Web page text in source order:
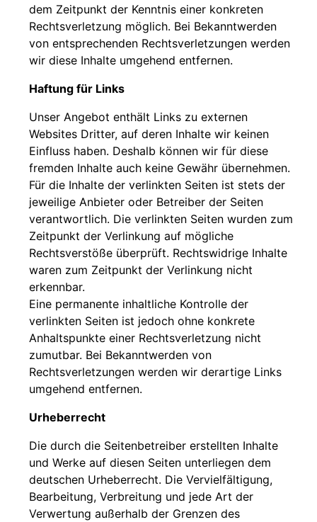
dem Zeitpunkt der Kenntnis einer konkreten
Rechtsverletzung möglich. Bei Bekanntwerden
von entsprechenden Rechtsverletzungen werden
wir diese Inhalte umgehend entfernen.
Haftung für Links
Unser Angebot enthält Links zu externen
Websites Dritter, auf deren Inhalte wir keinen
Einfluss haben. Deshalb können wir für diese
fremden Inhalte auch keine Gewähr übernehmen.
Für die Inhalte der verlinkten Seiten ist stets der
jeweilige Anbieter oder Betreiber der Seiten
verantwortlich. Die verlinkten Seiten wurden zum
Zeitpunkt der Verlinkung auf mögliche
Rechtsverstöße überprüft. Rechtswidrige Inhalte
waren zum Zeitpunkt der Verlinkung nicht
erkennbar.
Eine permanente inhaltliche Kontrolle der
verlinkten Seiten ist jedoch ohne konkrete
Anhaltspunkte einer Rechtsverletzung nicht
zumutbar. Bei Bekanntwerden von
Rechtsverletzungen werden wir derartige Links
umgehend entfernen.
Urheberrecht
Die durch die Seitenbetreiber erstellten Inhalte
und Werke auf diesen Seiten unterliegen dem
deutschen Urheberrecht. Die Vervielfältigung,
Bearbeitung, Verbreitung und jede Art der
Verwertung außerhalb der Grenzen des